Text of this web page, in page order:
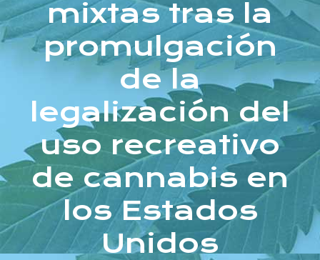
mixtas tras la
promulgación
de la
legalización del
uso recreativo
de cannabis en
los Estados
Unidos